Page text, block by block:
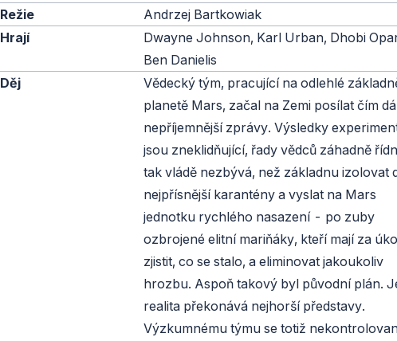
Režie
Andrzej Bartkowiak
Hrají
Dwayne Johnson, Karl Urban, Dhobi
Ben Danielis
Děj
Vědecký tým, pracující na odlehlé
planetě Mars, začal na Zemi posílat čím
nepříjemnější zprávy. Výsledky
jsou zneklidňující, řady vědců záhadně
tak vládě nezbývá, než základnu izolovat
nejpřísnější karantény a vyslat na Mars
jednotku rychlého nasazení - po zuby
ozbrojené elitní mariňáky, kteří mají za
zjistit, co se stalo, a eliminovat jakoukoliv
hrozbu. Aspoň takový byl původní plán.
realita překonává nejhorší představy.
Výzkumnému týmu se totiž